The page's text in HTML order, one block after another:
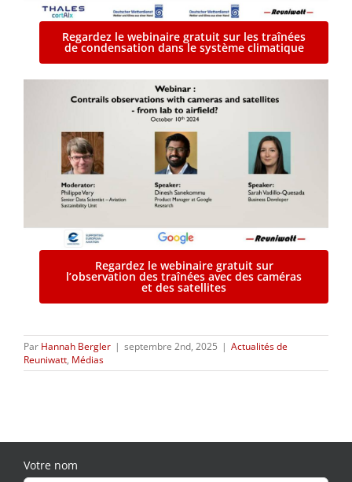
Regardez le webinaire gratuit sur les traînées
de condensation dans le système climatique
Regardez le webinaire gratuit sur
l’observation des traînées avec des caméras
et des satellites
Par Hannah Bergler | septembre 2nd, 2025 | Actualités de
Reuniwatt, Médias
Votre nom